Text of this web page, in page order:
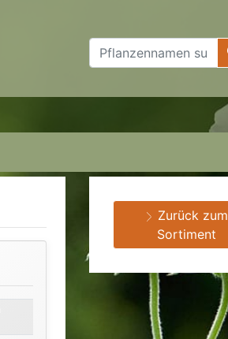
Zurück zum
Sortiment